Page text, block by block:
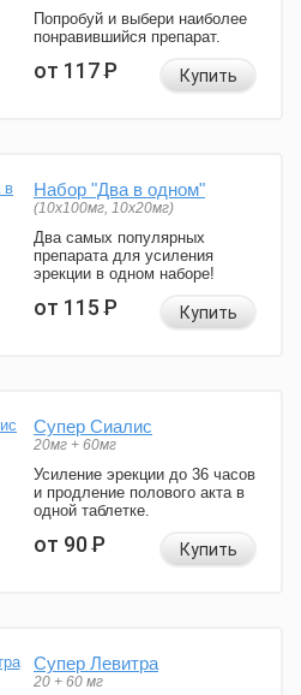
Попробуй и выбери наиболее
понравившийся препарат.
от 117Р Купить
Набор "Два в одном"
(10x100мг, 10x20мг)
Два самых популярных
препарата для усиления
эрекции в одном наборе!
от 115Р Купить
Супер Сиалис
20мг + 60мг
Усиление эрекции до 36 часов
и продление полового акта в
одной таблетке.
от 90Р Купить
Супер Левитра
20 + 60 мг